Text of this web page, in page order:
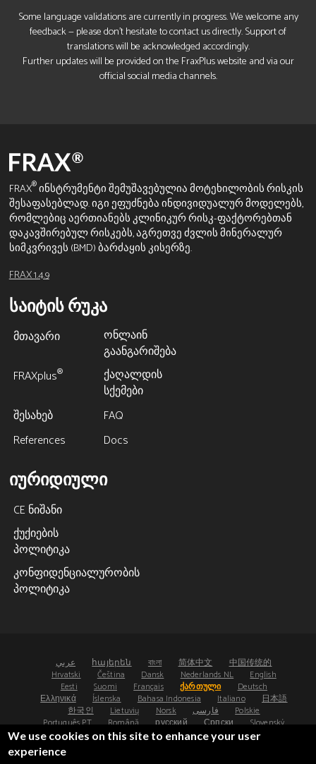
Some language validations are currently in progress. We welcome any
feedback — please don’t hesitate to contact us directly. Support of
translations will be acknowledged accordingly.
Further updates will be provided on the FraxPlus website and via our
official social media channels.
FRAX®ინსტრუმენტი შემუშავებულია მოტეხილობის რისკის
შესაფასებლად. იგი ეფუძნება ინდივიდუალურ მოდელებს,
რომლებიც აერთიანებს კლინიკურ რისკ-ფაქტორებთან
დაკავშირებულ რისკებს, აგრეთვე ძვლის მინერალურ
სიმკვრივეს (BMD) ბარძაყის კისერზე.
FRAX 1.4.9
საიტის რუკა
მთავარი
ონლაინ
გაანგარიშება
FRAXplus®
ქაღალდის
სქემები
შესახებ
FAQ
References
Docs
იურიდიული
CE ნიშანი
ქუქიების
პოლიტიკა
კონფიდენციალურობის
პოლიტიკა
عربي հայերեն বাংলা 简体中文
中国传统的
Hrvatski
Čeština Dansk Nederlands NL
English
Eesti
Suomi Français ქართული
Deutsch
Ελληνικά
Íslenska Bahasa Indonesia Italiano
日本語
한국인
Lietuvių Norsk فارسی
Polskie
Português PT
Română русский Српски
Slovenský
Español
Svenska ไทย Türk Українська
We use cookies on this site to enhance your user
experience